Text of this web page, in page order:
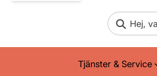
Sök
Tjänster & Service